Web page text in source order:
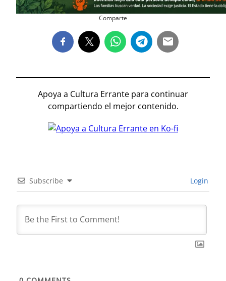
Comparte
Apoya a Cultura Errante para continuar
compartiendo el mejor contenido.
Subscribe Login